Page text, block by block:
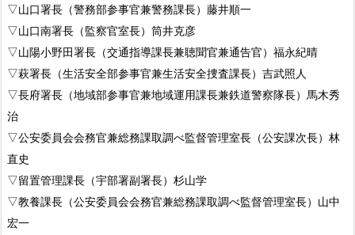
▽山口署長（警務部参事官兼警務課長）藤井順一
▽山口南署長（監察官室長）筒井克彦
▽山陽小野田署長（交通指導課長兼聴聞官兼通告官）福永紀晴
▽萩署長（生活安全部参事官兼生活安全捜査課長）吉武照人
▽長府署長（地域部参事官兼地域運用課長兼鉄道警察隊長）馬木秀
治
▽公安委員会会務官兼総務課取調べ監督管理室長（公安課次長）林
直史
▽留置管理課長（宇部署副署長）杉山学
▽教養課長（公安委員会会務官兼総務課取調べ監督管理室長）山中
宏一